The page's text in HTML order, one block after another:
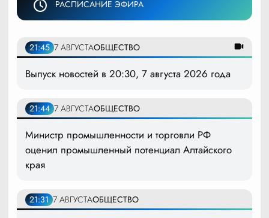
РАСПИСАНИЕ ЭФИРА
21:45 7 АВГУСТАОБЩЕСТВО
Выпуск новостей в 20:30, 7 августа 2026 года
21:44 7 АВГУСТАОБЩЕСТВО
Министр промышленности и торговли РФ
оценил промышленный потенциал Алтайского
края
21:31 7 АВГУСТАОБЩЕСТВО